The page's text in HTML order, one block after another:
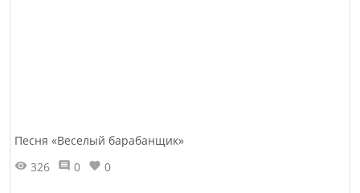
Песня «Веселый барабанщик»
326
0 0